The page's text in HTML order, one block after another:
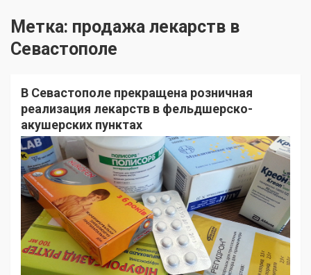
Метка: продажа лекарств в
Севастополе
В Севастополе прекращена розничная
реализация лекарств в фельдшерско-
акушерских пунктах